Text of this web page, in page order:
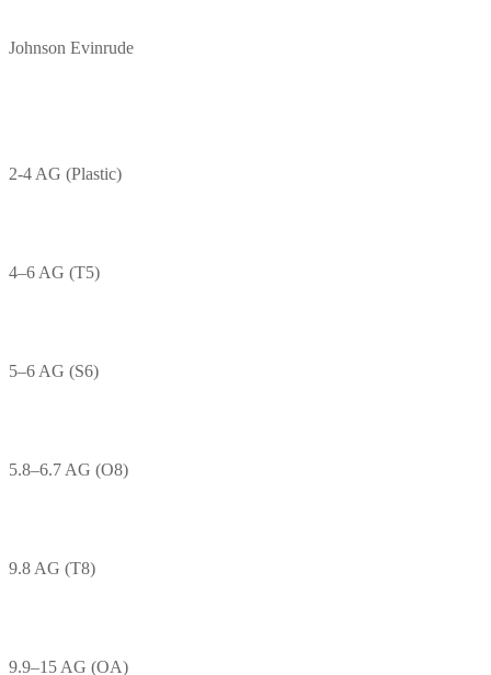
Johnson Evinrude
2-4 AG (Plastic)
4–6 AG (T5)
5–6 AG (S6)
5.8–6.7 AG (O8)
9.8 AG (T8)
9.9–15 AG (OA)